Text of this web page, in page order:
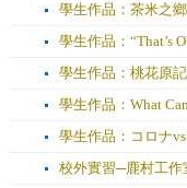
學生作品：茶米之
學生作品：“That’s
學生作品：桃花原
學生作品：What
學生作品：コロナ
校外實習─鹿村工作